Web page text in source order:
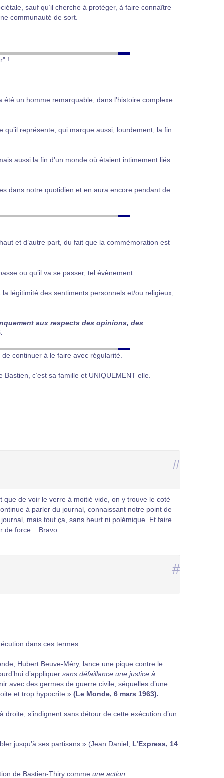
sauf qu’il cherche à protéger, à faire connaître
communauté de sort.
!
été un homme remarquable, dans l’histoire complexe
représente, qui marque aussi, lourdement, la fin
aussi la fin d’un monde où étaient intimement liés
dans notre quotidien et en aura encore pendant de
et d’autre part, du fait que la commémoration est
ou qu’il va se passer, tel évènement.
légitimité des sentiments personnels et/ou religieux,
aux respects des opinions, des
continuer à le faire avec régularité.
c’est sa famille et UNIQUEMENT elle.
#
que de voir le verre à moitié vide, on y trouve le coté
à parler du journal, connaissant notre point de
mais tout ça, sans heurt ni polémique. Et faire
de force... Bravo.
#
dans ces termes :
Hubert Beuve-Méry, lance une pique contre le
d’appliquer sans défaillance une justice à
avec des germes de guerre civile, séquelles d’une
et trop hypocrite » (Le Monde, 6 mars 1963).
s’indignent sans détour de cette exécution d’un
jusqu’à ses partisans » (Jean Daniel, L’Express, 14
de Bastien-Thiry comme une action